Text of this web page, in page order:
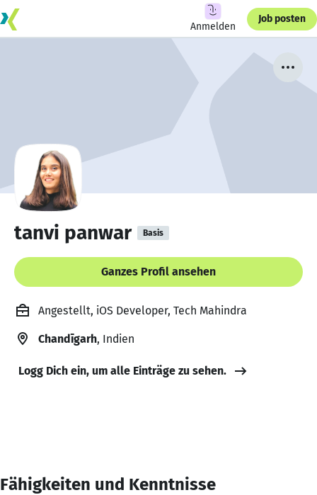
Anmelden
Job posten
tanvi panwar Basis
Ganzes Profil ansehen
Angestellt, iOS Developer, Tech Mahindra
Chandīgarh, Indien
Logg Dich ein, um alle Einträge zu sehen.
Fähigkeiten und Kenntnisse